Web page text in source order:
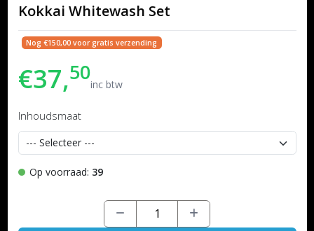
Kokkai Whitewash Set
Nog €150,00 voor gratis verzending
€37,50inc btw
Inhoudsmaat
Op voorraad: 39